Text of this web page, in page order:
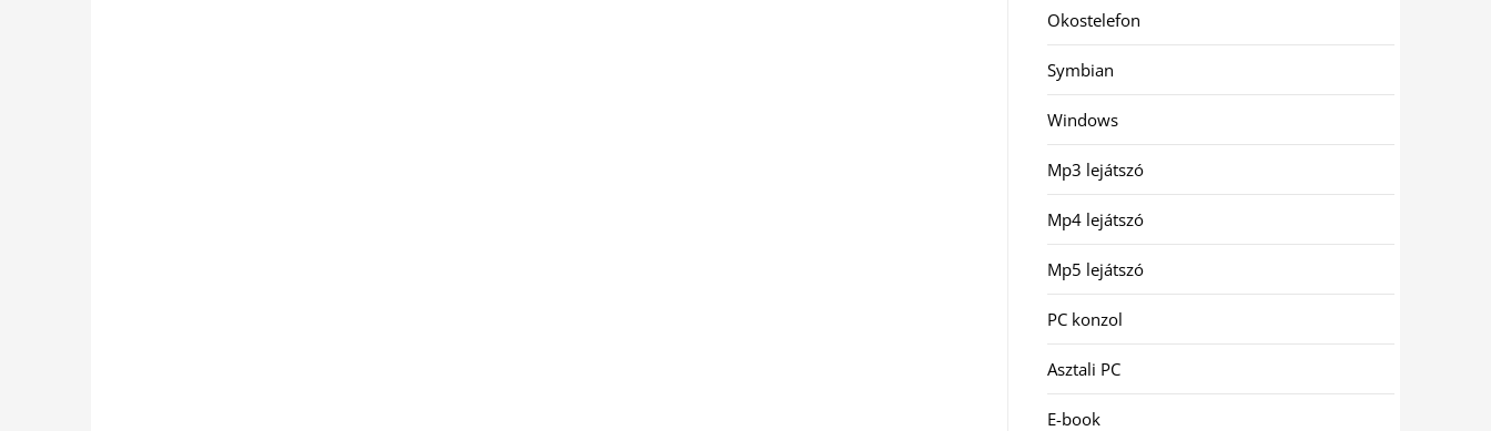
Okostelefon
Symbian
Windows
Mp3 lejátszó
Mp4 lejátszó
Mp5 lejátszó
PC konzol
Asztali PC
E-book